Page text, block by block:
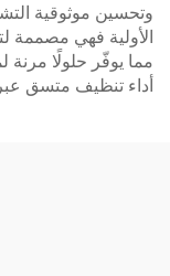
وتحسين موثوقية
الأولية فهي مصممة
مما يوفّر حلولًا
أداء تنظيف متسق عبر